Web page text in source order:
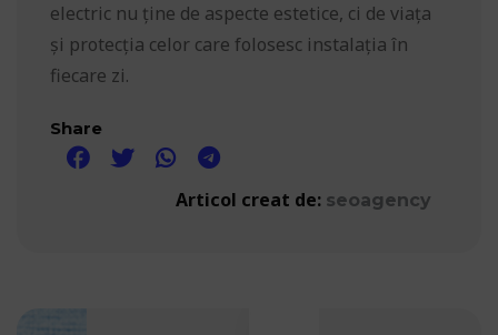
electric nu ține de aspecte estetice, ci de viața
și protecția celor care folosesc instalația în
fiecare zi.
Share
Articol creat de: seoagency